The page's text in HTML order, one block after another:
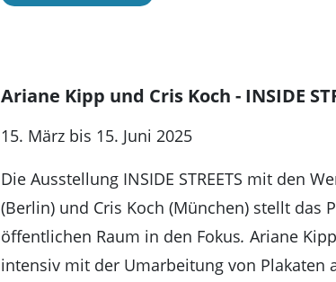
Ariane Kipp und Cris Koch - INSIDE
15. März bis 15. Juni 2025
Die Ausstellung INSIDE STREETS mit den
(Berlin) und Cris Koch (München) stellt das
öffentlichen Raum in den Fokus. Ariane
intensiv mit der Umarbeitung von Plakaten